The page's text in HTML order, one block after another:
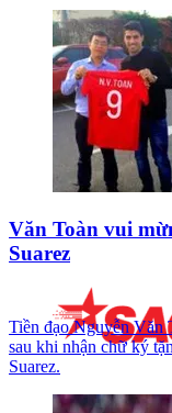
Văn Toàn vui
Suarez
Tiền đạo Nguyễn Văn
sau khi nhận chữ ký
Suarez.